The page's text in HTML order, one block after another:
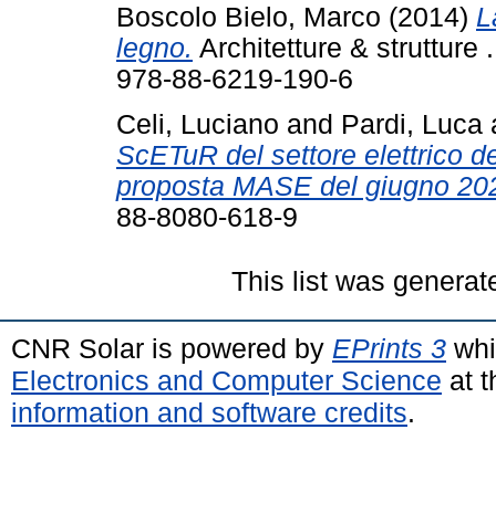
Boscolo Bielo, Marco (2014)
legno. Architetture & strutture
978-88-6219-190-6
Celi, Luciano and Pardi, Luca
ScETuR del settore elettrico
proposta MASE del giugno
88-8080-618-9
This list was
CNR Solar is powered by EPrints 3
Electronics and Computer Science at
information and software credits.